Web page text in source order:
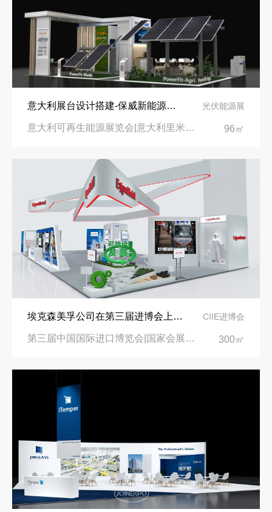
意大利展台设计搭建-保威新能源在意大利里米尼会展中心推出最新产品-中励展览设计策划公司 光伏能源展
意大利可再生能源展览会|意大利里米尼会展中心 96㎡
埃克森美孚公司在第三届进博会上展示非凡的展台搭建设计 CIIE进博会
第三届中国国际进口博览会|国家会展中心 300㎡